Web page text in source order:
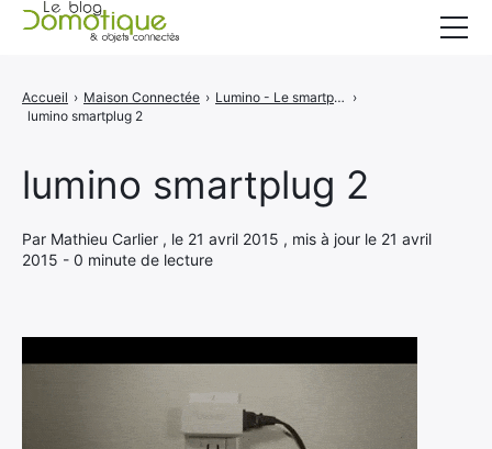
lumino smartplug 2
Par Mathieu Carlier , le 21 avril 2015 , mis à jour le 21 avril
2015 - 0 minute de lecture
Accueil › Maison Connectée › Lumino - Le smartplug qui vous réveille ›
lumino smartplug 2
Catégories
A propos